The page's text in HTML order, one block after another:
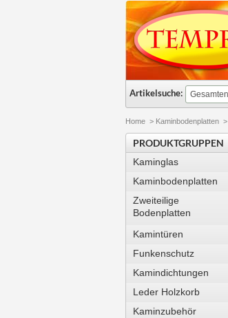
Artikelsuche:
Home > Kaminbodenplatten >
PRODUKTGRUPPEN
Kaminglas
Kaminbodenplatten
Zweiteilige
Bodenplatten
Kamintüren
Funkenschutz
Kamindichtungen
Leder Holzkorb
Kaminzubehör